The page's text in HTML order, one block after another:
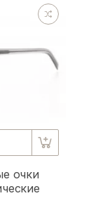
очки